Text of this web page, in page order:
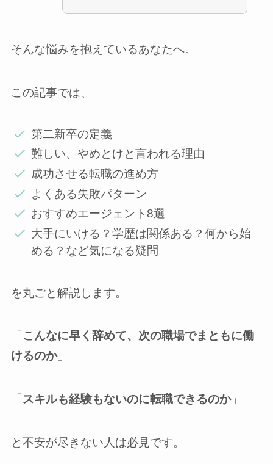
そんな悩みを抱えているあなたへ。
この記事では、
第二新卒の定義
難しい、やめとけと言われる理由
成功させる転職の進め方
よくある失敗パターン
おすすめエージェント8選
大手にいける？学歴は関係ある？何から始
める？など気になる疑問
を丸ごと解説します。
「 こんなに早く辞めて、次の職場でまともに働
けるのか」
「 スキルも経験もないのに転職できるのか」
と不安が尽きない人は必見です。